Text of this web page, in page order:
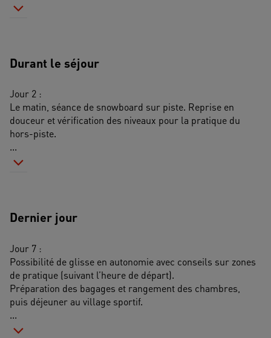
Durant le séjour
Jour 2 :
Le matin, séance de snowboard sur piste. Reprise en
douceur et vérification des niveaux pour la pratique du
hors-piste.
...
Dernier jour
Jour 7 :
Possibilité de glisse en autonomie avec conseils sur zones
de pratique (suivant l’heure de départ).
Préparation des bagages et rangement des chambres,
puis déjeuner au village sportif.
...